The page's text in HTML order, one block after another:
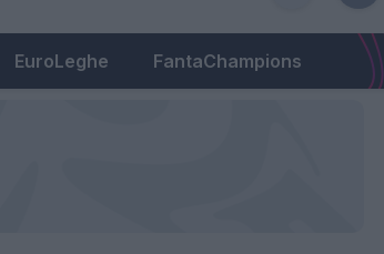
EuroLeghe FantaChampions